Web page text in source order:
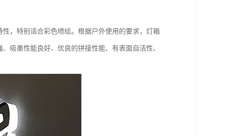
，特别适合彩色喷绘。根据户外使用的要求，灯箱
吸墨性能良好、优良的拼接性能、有表面自洁性、